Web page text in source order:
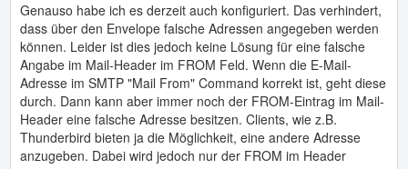
Genauso habe ich es derzeit auch konfiguriert. Das verhindert,
dass über den Envelope falsche Adressen angegeben werden
können. Leider ist dies jedoch keine Lösung für eine falsche
Angabe im Mail-Header im FROM Feld. Wenn die E-Mail-
Adresse im SMTP "Mail From" Command korrekt ist, geht diese
durch. Dann kann aber immer noch der FROM-Eintrag im Mail-
Header eine falsche Adresse besitzen. Clients, wie z.B.
Thunderbird bieten ja die Möglichkeit, eine andere Adresse
anzugeben. Dabei wird jedoch nur der FROM im Header